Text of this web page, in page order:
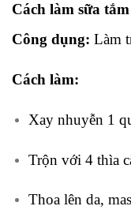
Cách làm sữa
Công dụng: Làm
Cách làm:
Xay nhuyễn 1
Trộn với 4 thìa
Thoa lên da,